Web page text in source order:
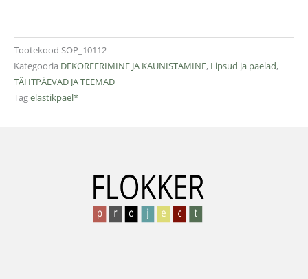
Tootekood SOP_10112
Kategooria DEKOREERIMINE JA KAUNISTAMINE, Lipsud ja paelad,
TÄHTPÄEVAD JA TEEMAD
Tagelastikpael*